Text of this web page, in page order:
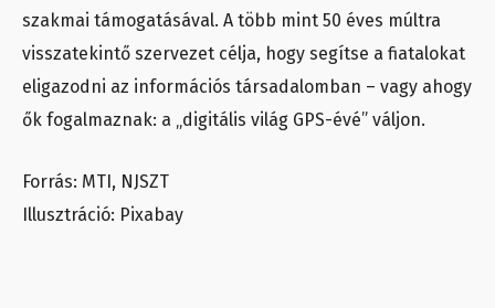
szakmai támogatásával. A több mint 50 éves múltra
visszatekintő szervezet célja, hogy segítse a fiatalokat
eligazodni az információs társadalomban – vagy ahogy
ők fogalmaznak: a „digitális világ GPS-évé” váljon.
Forrás: MTI, NJSZT
Illusztráció: Pixabay